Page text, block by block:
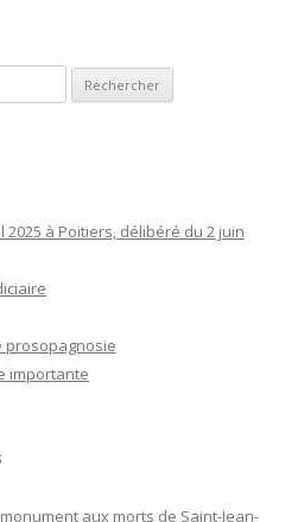
à Poitiers, délibéré du 2 juin
prosopagnosie
importante
aux morts de Saint-Jean-